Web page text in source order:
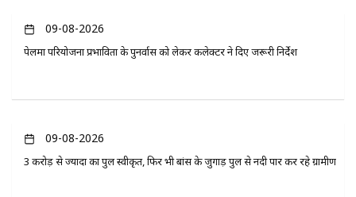
09-08-2026
पेलमा परियोजना प्रभावितों के पुनर्वास को लेकर कलेक्टर ने दिए जरूरी निर्देश
09-08-2026
3 करोड़ से ज्यादा का पुल स्वीकृत, फिर भी बांस के जुगाड़ पुल से नदी पार कर रहे ग्रामीण